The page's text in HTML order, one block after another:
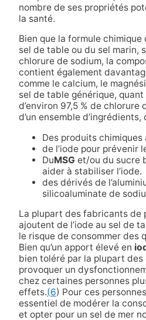
nombre de ses propriétés
la santé.
Bien que la formule chimique
sel de table ou du sel marin,
chlorure de sodium, la
contient également
comme le calcium, le
sel de table générique,
d’environ 97,5 % de chlorure
d’un ensemble
Des produits
de l’iode pour prévenir
DuMSG et/ou du sucre
aider à stabiliser l’iode.
des dérivés de
silicoaluminate de
La plupart des fabricants de
ajoutent de l’iode au sel de
le risque de consommer des
Bien qu’un apport élevé en
bien toléré par la plupart des
provoquer un
chez certaines personnes
effets.(6) Pour ces
essentiel de modérer la
et opter pour un sel de mer